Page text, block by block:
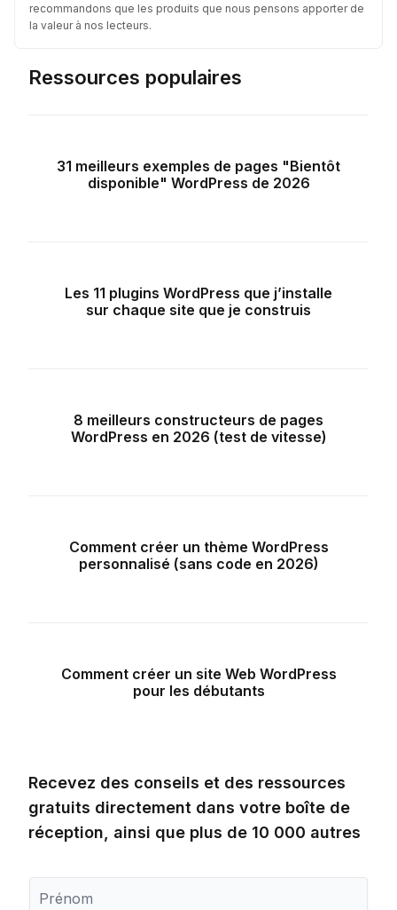
recommandons que les produits que nous pensons apporter de
la valeur à nos lecteurs.
Ressources populaires
31 meilleurs exemples de pages "Bientôt
disponible" WordPress de 2026
Les 11 plugins WordPress que j’installe
sur chaque site que je construis
8 meilleurs constructeurs de pages
WordPress en 2026 (test de vitesse)
Comment créer un thème WordPress
personnalisé (sans code en 2026)
Comment créer un site Web WordPress
pour les débutants
Recevez des conseils et des ressources
gratuits directement dans votre boîte de
réception, ainsi que plus de 10 000 autres